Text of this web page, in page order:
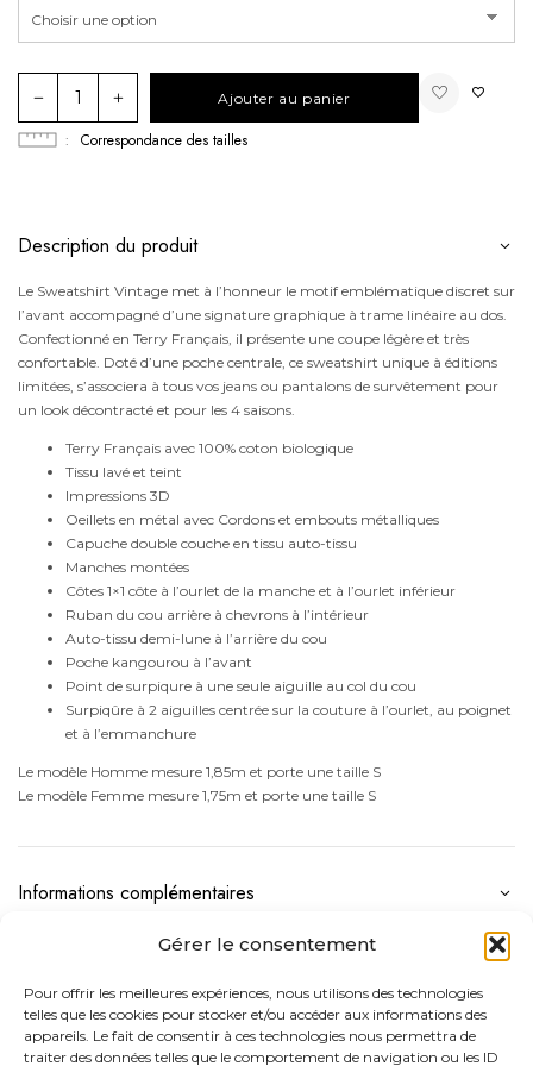
Gérer le consentement
Pour offrir les meilleures expériences, nous utilisons des technologies
telles que les cookies pour stocker et/ou accéder aux informations des
appareils. Le fait de consentir à ces technologies nous permettra de
traiter des données telles que le comportement de navigation ou les ID
Le
Ajouter au panier
Correspondance des tailles
Description du produit
Le Sweatshirt Vintage met à l’honneur le motif emblématique discret sur
l’avant accompagné d’une signature graphique à trame linéaire au dos.
Confectionné en Terry Français, il présente une coupe légère et très
confortable. Doté d’une poche centrale, ce sweatshirt unique à éditions
limitées, s’associera à tous vos jeans ou pantalons de survêtement pour
un look décontracté et pour les 4 saisons.
Terry Français avec 100% coton biologique
Tissu lavé et teint
Impressions 3D
Oeillets en métal avec Cordons et embouts métalliques
Capuche double couche en tissu auto-tissu
Manches montées
Côtes 1×1 côte à l’ourlet de la manche et à l’ourlet inférieur
Ruban du cou arrière à chevrons à l’intérieur
Auto-tissu demi-lune à l’arrière du cou
Poche kangourou à l’avant
Point de surpiqure à une seule aiguille au col du cou
Surpiqûre à 2 aiguilles centrée sur la couture à l’ourlet, au poignet
et à l’emmanchure
Le modèle Homme mesure 1,85m et porte une taille S
Le modèle Femme mesure 1,75m et porte une taille S
Informations complémentaires
Caractéristiques Environnementales – Vintage